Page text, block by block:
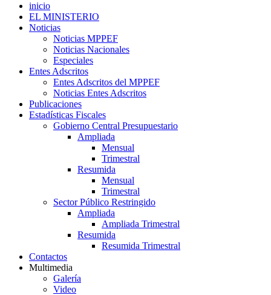
inicio
EL MINISTERIO
Noticias
Noticias MPPEF
Noticias Nacionales
Especiales
Entes Adscritos
Entes Adscritos del MPPEF
Noticias Entes Adscritos
Publicaciones
Estadísticas Fiscales
Gobierno Central Presupuestario
Ampliada
Mensual
Trimestral
Resumida
Mensual
Trimestral
Sector Público Restringido
Ampliada
Ampliada Trimestral
Resumida
Resumida Trimestral
Contactos
Multimedia
Galería
Video